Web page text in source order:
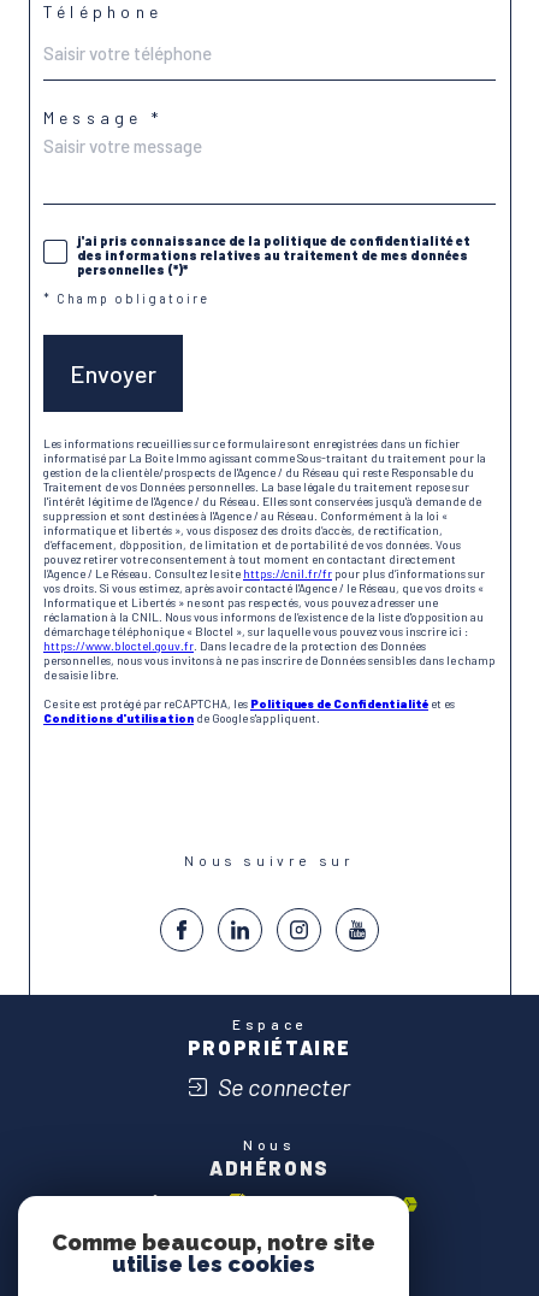
Téléphone
Message *
j'ai pris connaissance de la politique de confidentialité et
des informations relatives au traitement de mes données
personnelles (*)*
* Champ obligatoire
Envoyer
Les informations recueillies sur ce formulaire sont enregistrées dans un fichier
informatisé par La Boite Immo agissant comme Sous-traitant du traitement pour la
gestion de la clientèle/prospects de l'Agence / du Réseau qui reste Responsable du
Traitement de vos Données personnelles. La base légale du traitement repose sur
l'intérêt légitime de l'Agence / du Réseau. Elles sont conservées jusqu'à demande de
suppression et sont destinées à l'Agence / au Réseau. Conformément à la loi «
informatique et libertés », vous disposez des droits d’accès, de rectification,
d’effacement, d’opposition, de limitation et de portabilité de vos données. Vous
pouvez retirer votre consentement à tout moment en contactant directement
l’Agence / Le Réseau. Consultez le site https://cnil.fr/fr pour plus d’informations sur
vos droits. Si vous estimez, après avoir contacté l'Agence / le Réseau, que vos droits «
Informatique et Libertés » ne sont pas respectés, vous pouvez adresser une
réclamation à la CNIL. Nous vous informons de l’existence de la liste d'opposition au
démarchage téléphonique « Bloctel », sur laquelle vous pouvez vous inscrire ici :
https://www.bloctel.gouv.fr . Dans le cadre de la protection des Données
personnelles, nous vous invitons à ne pas inscrire de Données sensibles dans le champ
de saisie libre.
Ce site est protégé par reCAPTCHA, les Politiques de Confidentialité et es
Conditions d'utilisation de Google s'appliquent.
Nous suivre sur
Espace
PROPRIÉTAIRE
Se connecter
Nous
ADHÉRONS
Comme beaucoup, notre site
utilise les cookies